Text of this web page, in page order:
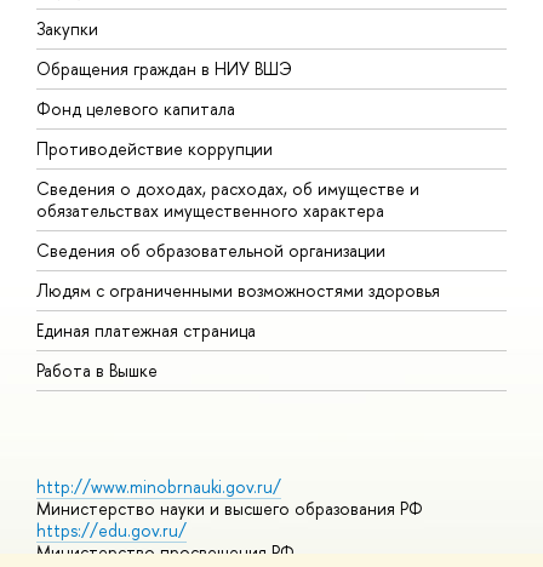
Закупки
Обращения граждан в НИУ ВШЭ
Фонд целевого капитала
Противодействие коррупции
Сведения о доходах, расходах, об имуществе и
обязательствах имущественного характера
Сведения об образовательной организации
Людям с ограниченными возможностями здоровья
Единая платежная страница
Работа в Вышке
http://www.minobrnauki.gov.ru/
Министерство науки и высшего образования РФ
https://edu.gov.ru/
Министерство просвещения РФ